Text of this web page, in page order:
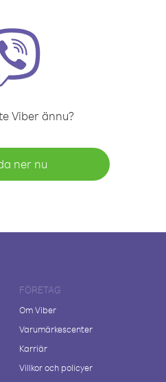
Viber ännu?
ner nu
FÖRETAG
Om Viber
Varumärkescenter
Karriär
Villkor och policyer